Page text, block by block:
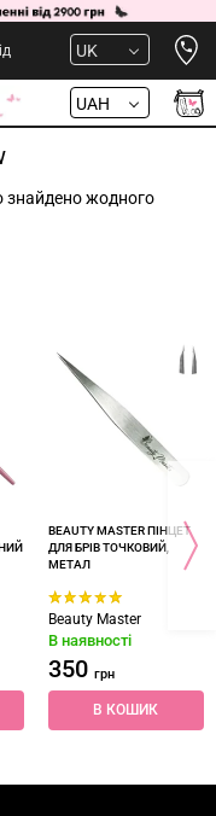
UK
UAH
знайдено жодного
BEAUTY MASTER ПІНЦЕТ
ДЛЯ БРІВ ТОЧКОВИЙ,
МЕТАЛ
Beauty Master
В наявності
350 грн
В КОШИК